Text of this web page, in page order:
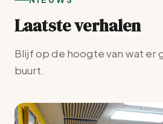
Laatste verhalen
Blijf op de hoogte van wat er
buurt.